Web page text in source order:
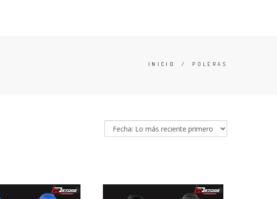
INICIO / POLERAS